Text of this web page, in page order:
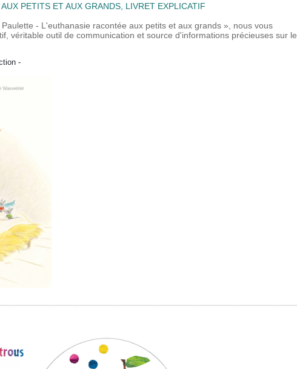
PETITS ET AUX GRANDS, LIVRET EXPLICATIF
- L'euthanasie racontée aux petits et aux grands », nous vous
véritable outil de communication et source d'informations précieuses sur le
-